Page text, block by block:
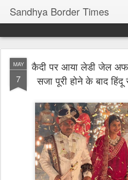
Sandhya Border Times
MAY
7
कैदी पर आया लेडी जेल
सजा पूरी होने के बाद हिंदू